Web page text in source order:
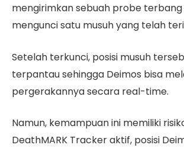
mengirimkan sebuah probe
mengunci satu musuh yang telah
Setelah terkunci, posisi musuh
terpantau sehingga Deimos bisa
pergerakannya secara real-time.
Namun, kemampuan ini memiliki
DeathMARK Tracker aktif, posisi